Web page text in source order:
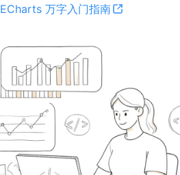
ECharts 万字入门指南